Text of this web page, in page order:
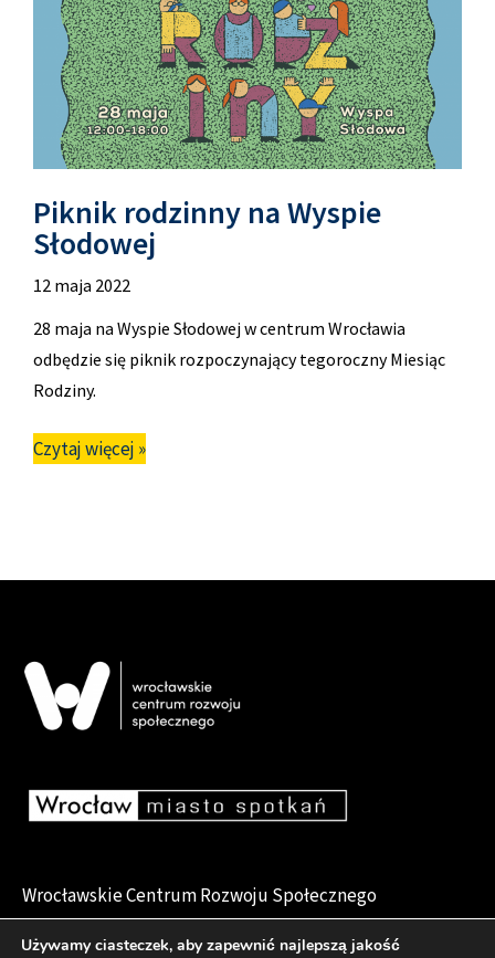
Piknik rodzinny na Wyspie
Słodowej
12 maja 2022
28 maja na Wyspie Słodowej w centrum Wrocławia
odbędzie się piknik rozpoczynający tegoroczny Miesiąc
Rodziny.
Czytaj więcej »
Wrocławskie Centrum Rozwoju Społecznego
pl. Dominikański 6, 50-159 Wrocław
Używamy ciasteczek, aby zapewnić najlepszą jakość